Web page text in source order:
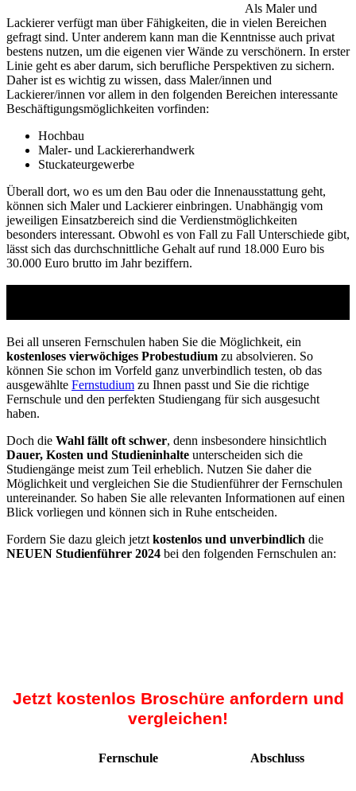
Als Maler und
Lackierer verfügt man über Fähigkeiten, die in vielen Bereichen
gefragt sind. Unter anderem kann man die Kenntnisse auch privat
bestens nutzen, um die eigenen vier Wände zu verschönern. In erster
Linie geht es aber darum, sich berufliche Perspektiven zu sichern.
Daher ist es wichtig zu wissen, dass Maler/innen und
Lackierer/innen vor allem in den folgenden Bereichen interessante
Beschäftigungsmöglichkeiten vorfinden:
Hochbau
Maler- und Lackiererhandwerk
Stuckateurgewerbe
Überall dort, wo es um den Bau oder die Innenausstattung geht,
können sich Maler und Lackierer einbringen. Unabhängig vom
jeweiligen Einsatzbereich sind die Verdienstmöglichkeiten
besonders interessant. Obwohl es von Fall zu Fall Unterschiede gibt,
lässt sich das durchschnittliche Gehalt auf rund 18.000 Euro bis
30.000 Euro brutto im Jahr beziffern.
Bei all unseren Fernschulen haben Sie die Möglichkeit, ein
kostenloses vierwöchiges Probestudium zu absolvieren. So
können Sie schon im Vorfeld ganz unverbindlich testen, ob das
ausgewählte Fernstudium zu Ihnen passt und Sie die richtige
Fernschule und den perfekten Studiengang für sich ausgesucht
haben.
Doch die Wahl fällt oft schwer, denn insbesondere hinsichtlich
Dauer, Kosten und Studieninhalte unterscheiden sich die
Studiengänge meist zum Teil erheblich. Nutzen Sie daher die
Möglichkeit und vergleichen Sie die Studienführer der Fernschulen
untereinander. So haben Sie alle relevanten Informationen auf einen
Blick vorliegen und können sich in Ruhe entscheiden.
Fordern Sie dazu gleich jetzt kostenlos und unverbindlich die
NEUEN Studienführer 2024 bei den folgenden Fernschulen an:
Jetzt kostenlos Broschüre anfordern und
vergleichen!
Fernschule Abschluss